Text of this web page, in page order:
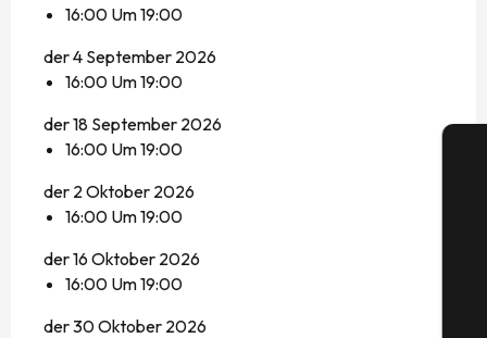
16:00 Um 19:00
der 4 September 2026
16:00 Um 19:00
der 18 September 2026
16:00 Um 19:00
der 2 Oktober 2026
16:00 Um 19:00
der 16 Oktober 2026
16:00 Um 19:00
der 30 Oktober 2026